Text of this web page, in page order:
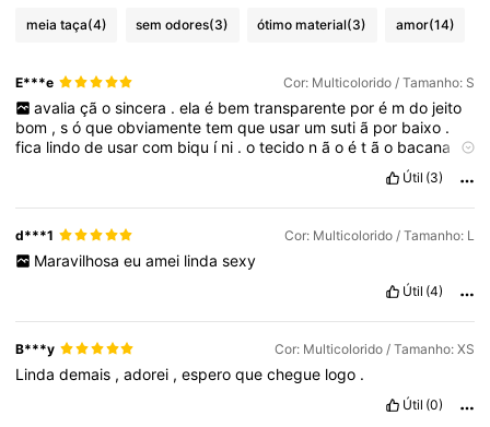
meia taça(4) sem odores(3) ótimo material(3) amor(14)
E***e Cor: Multicolorido / Tamanho: S
avalia çã o sincera . ela é bem transparente por é m do jeito
bom ,sóqueobviamentetemque usar umsutiã por baixo .
fica lindode usarcom biqu í ni .otecido nãoétão bacana
cobra
Útil (3)
d***1 Cor: Multicolorido / Tamanho: L
Maravilhosa eu amei linda sexy
Útil (4)
B***y Cor: Multicolorido / Tamanho: XS
Lindademais ,adorei ,esperoquechegue logo .
Útil (0)